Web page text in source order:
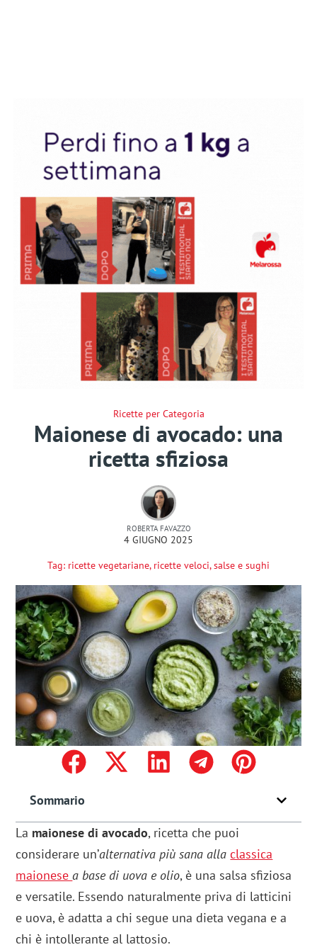
Ricette per Categoria
Maionese di avocado: una
ricetta sfiziosa
ROBERTA FAVAZZO
4 GIUGNO 2025
Tag: ricette vegetariane, ricette veloci,salse e sughi
Sommario
La maionese di avocado, ricetta che puoi
considerare un’alternativa più sana allaclassica
maionesea base di uova e olio, è una salsa sfiziosa
e versatile. Essendo naturalmente priva di latticini
e uova, è adatta a chi segue una dieta vegana e a
chi è intollerante al lattosio.